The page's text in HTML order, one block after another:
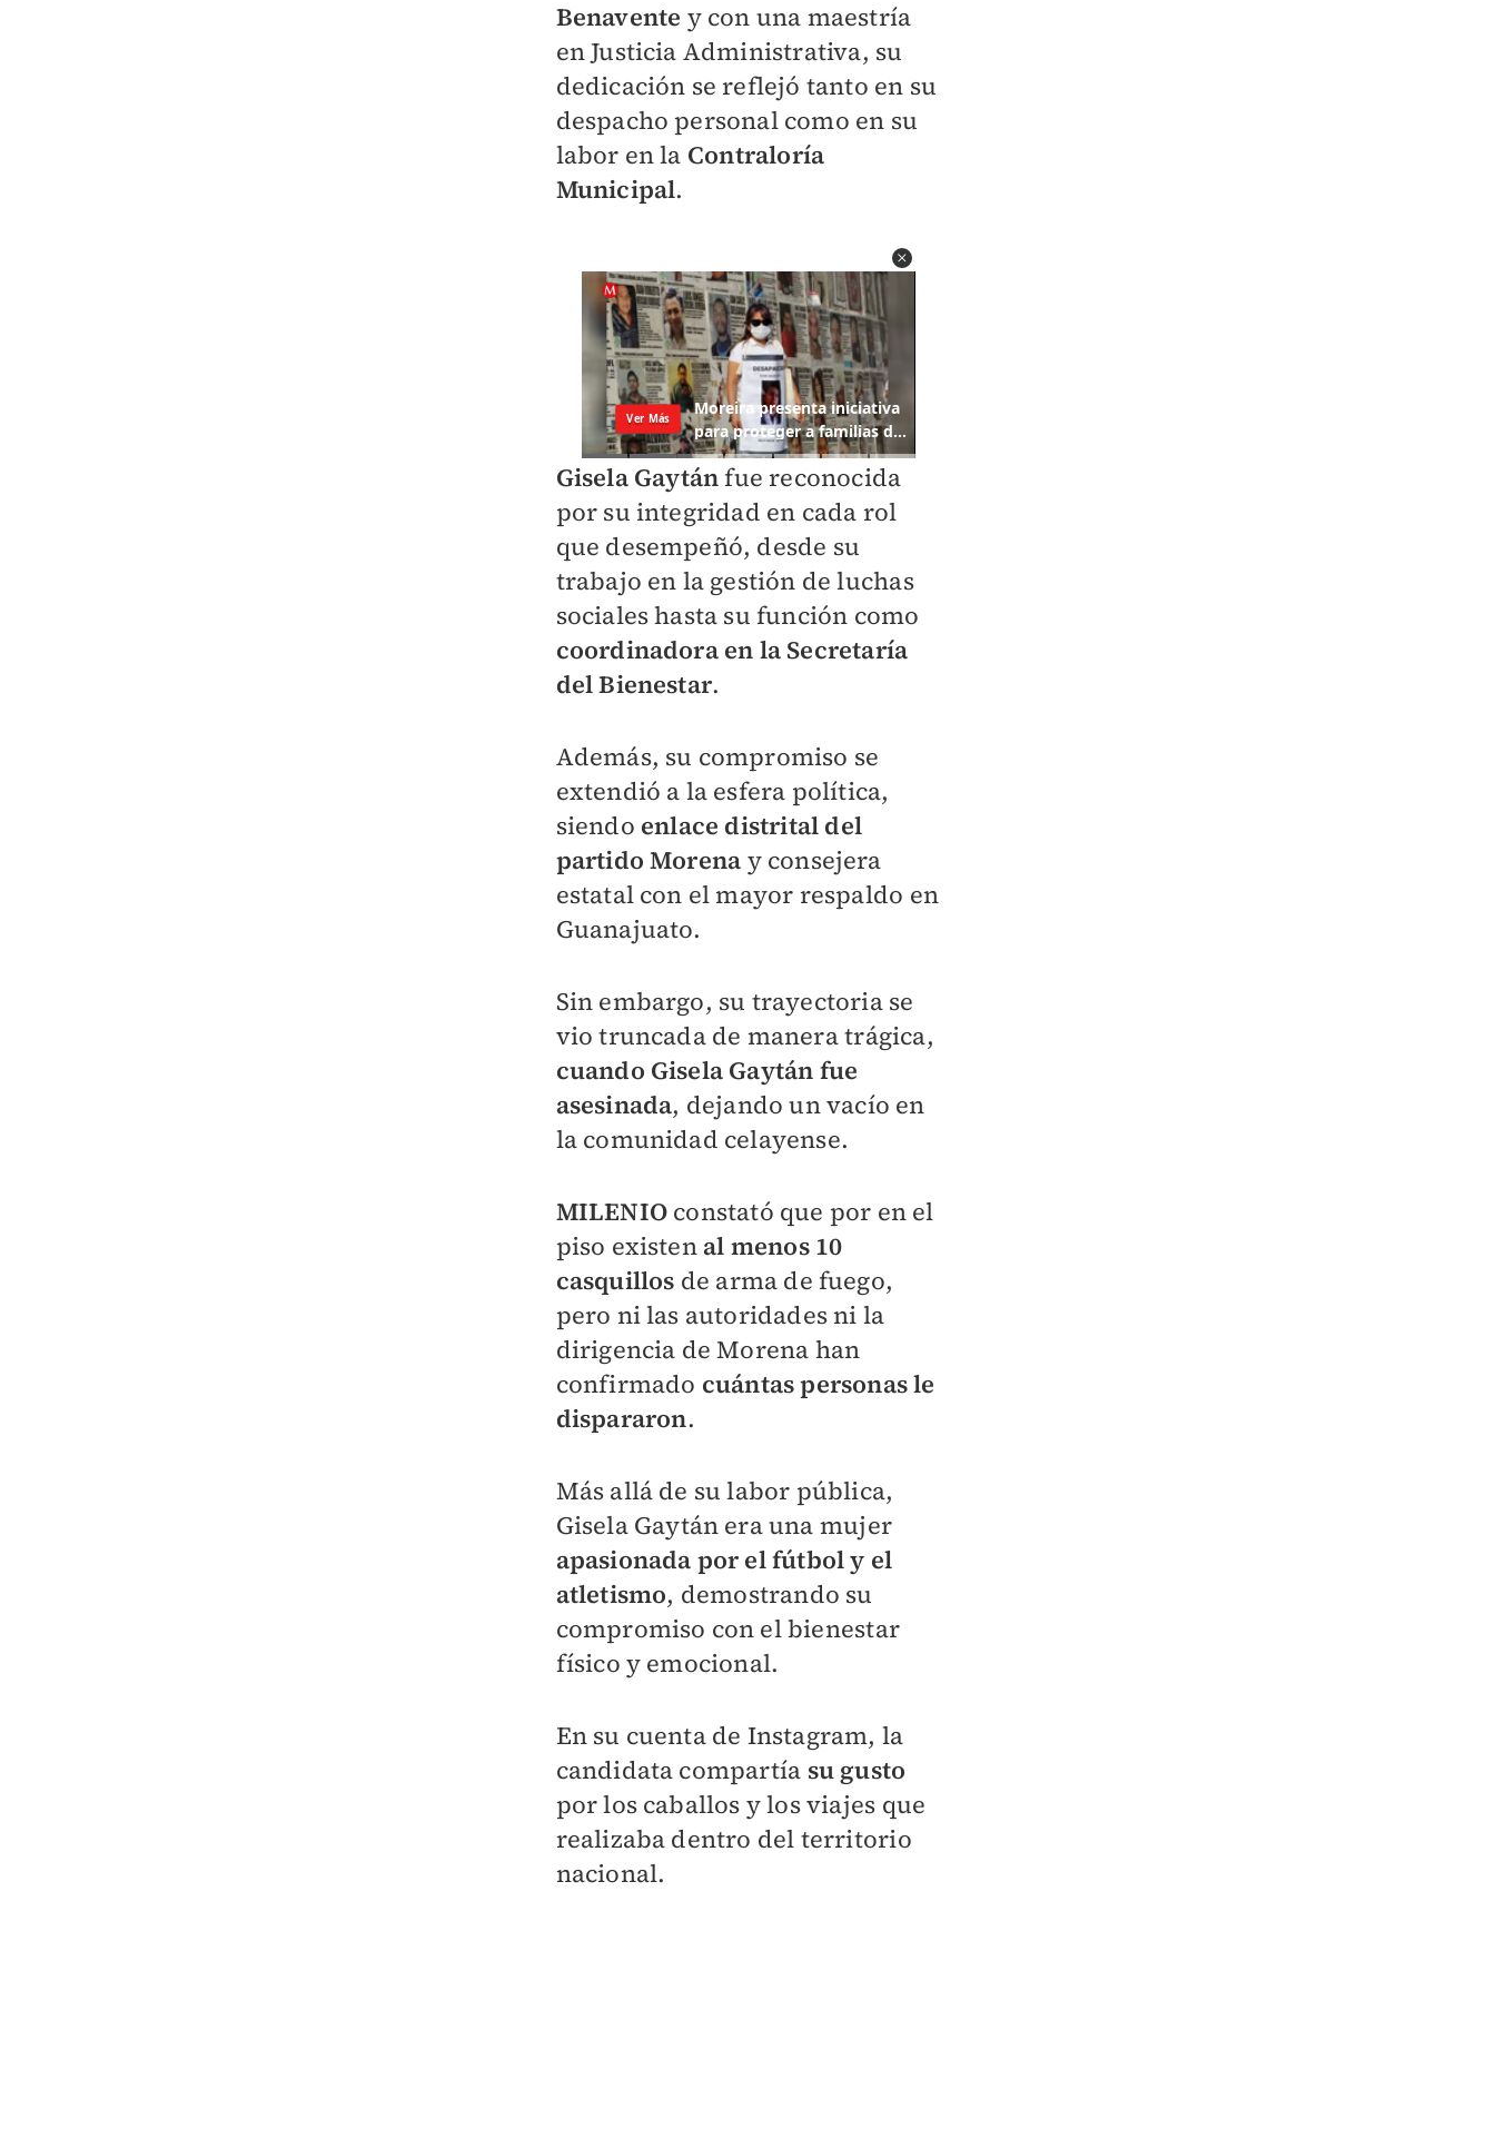
Benavente y con una maestría
en Justicia Administrativa, su
dedicación se reflejó tanto en su
despacho personal como en su
labor en la Contraloría
Municipal.
Gisela Gaytánfue reconocida
por su integridad en cada rol
que desempeñó, desde su
trabajo en la gestión de luchas
sociales hasta su función como
coordinadora en la Secretaría
del Bienestar.
Además, su compromiso se
extendió a la esfera política,
siendo enlace distrital del
partido Morena y consejera
estatal con el mayor respaldo en
Guanajuato.
Sin embargo, su trayectoria se
vio truncada de manera trágica,
cuando Gisela Gaytán fue
asesinada, dejando un vacío en
la comunidad celayense.
MILENIO constató que por en el
piso existen al menos 10
casquillos de arma de fuego,
pero ni las autoridades ni la
dirigencia de Morena han
confirmado cuántas personas le
dispararon.
Más allá de su labor pública,
Gisela Gaytán era una mujer
apasionada por el fútbol y el
atletismo, demostrando su
compromiso con el bienestar
físico y emocional.
En su cuenta de Instagram, la
candidata compartía su gusto
por los caballos y los viajes que
realizaba dentro del territorio
nacional.